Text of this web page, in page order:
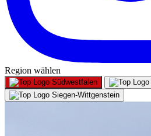
Region wählen
Südwestfalen
Siegen-Wittgenstein